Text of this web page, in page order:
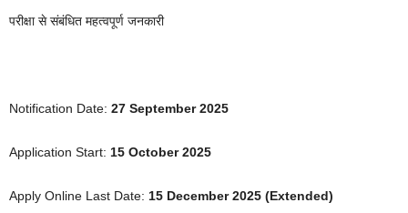
परीक्षा से संबंधित महत्वपूर्ण जनकारी
Notification Date: 27 September 2025
Application Start: 15 October 2025
Apply Online Last Date: 15 December 2025 (Extended)